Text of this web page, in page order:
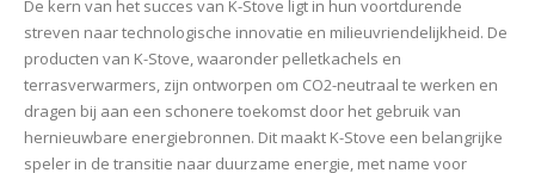
De kern van het succes van K-Stove ligt in hun voortdurende
streven naar technologische innovatie en milieuvriendelijkheid. De
producten van K-Stove, waaronder pelletkachels en
terrasverwarmers, zijn ontworpen om CO2-neutraal te werken en
dragen bij aan een schonere toekomst door het gebruik van
hernieuwbare energiebronnen. Dit maakt K-Stove een belangrijke
speler in de transitie naar duurzame energie, met name voor